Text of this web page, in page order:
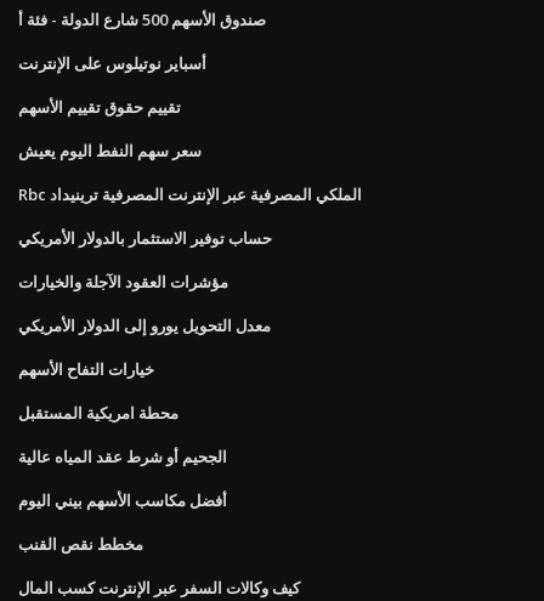
صندوق الأسهم 500 شارع الدولة - فئة أ
أسباير نوتيلوس على الإنترنت
تقييم حقوق تقييم الأسهم
سعر سهم النفط اليوم يعيش
Rbc الملكي المصرفية عبر الإنترنت المصرفية ترينيداد
حساب توفير الاستثمار بالدولار الأمريكي
مؤشرات العقود الآجلة والخيارات
معدل التحويل يورو إلى الدولار الأمريكي
خيارات التفاح الأسهم
محطة امريكية المستقبل
الجحيم أو شرط عقد المياه عالية
أفضل مكاسب الأسهم بيني اليوم
مخطط نقص القنب
كيف وكالات السفر عبر الإنترنت كسب المال